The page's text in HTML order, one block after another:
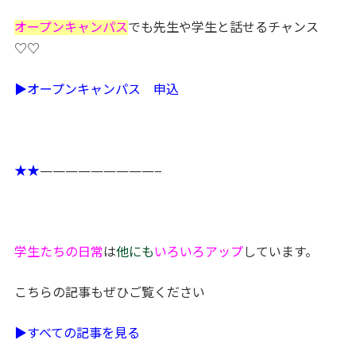
オープンキャンパスでも先生や学生と話せるチャンス
♡♡
▶オープンキャンパス 申込
★★—————————–
学生たちの日常は他にも いろいろアップしています。
こちらの記事もぜひご覧ください
▶すべての記事を見る